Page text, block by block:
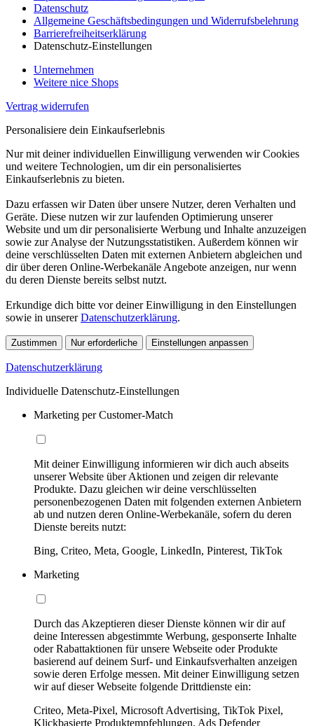
Datenschutz
Allgemeine Geschäftsbedingungen und Widerrufsbelehrung
Barrierefreiheitserklärung
Datenschutz-Einstellungen
Unternehmen
Weitere nice Shops
Vertrag widerrufen
Personalisiere dein Einkaufserlebnis
Nur mit deiner individuellen Einwilligung verwenden wir Cookies
und weitere Technologien, um dir ein personalisiertes
Einkaufserlebnis zu bieten.
Dazu erfassen wir Daten über unsere Nutzer, deren Verhalten und
Geräte. Diese nutzen wir zur laufenden Optimierung unserer
Website und um dir personalisierte Werbung und Inhalte anzuzeigen
sowie zur Analyse der Nutzungsstatistiken. Außerdem können wir
deine verschlüsselten Daten mit externen Anbietern abgleichen und
dir über deren Online-Werbekanäle Angebote anzeigen, nur wenn
du deren Dienste bereits selbst nutzt.
Erkundige dich bitte vor deiner Einwilligung in den Einstellungen
sowie in unsererDatenschutzerklärung.
Zustimmen Nur erforderliche Einstellungen anpassen
Datenschutzerklärung
Individuelle Datenschutz-Einstellungen
Marketing per Customer-Match
Mit deiner Einwilligung informieren wir dich auch abseits
unserer Website über Aktionen und zeigen dir relevante
Produkte. Dazu gleichen wir deine verschlüsselten
personenbezogenen Daten mit folgenden externen Anbietern
ab und nutzen deren Online-Werbekanäle, sofern du deren
Dienste bereits nutzt:
Bing, Criteo, Meta, Google, LinkedIn, Pinterest, TikTok
Marketing
Durch das Akzeptieren dieser Dienste können wir dir auf
deine Interessen abgestimmte Werbung, gesponserte Inhalte
oder Rabattaktionen für unsere Webseite oder Produkte
basierend auf deinem Surf- und Einkaufsverhalten anzeigen
sowie deren Erfolge messen. Mit deiner Einwilligung setzen
wir auf dieser Webseite folgende Drittdienste ein:
Criteo, Meta-Pixel, Microsoft Advertising, TikTok Pixel,
Klickbasierte Produktempfehlungen, Ads Defender